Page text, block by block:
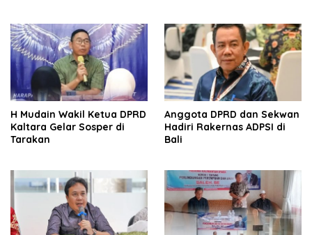
H Mudain Wakil Ketua DPRD
Kaltara Gelar Sosper di
Tarakan
Anggota DPRD dan Sekwan
Hadiri Rakernas ADPSI di
Bali